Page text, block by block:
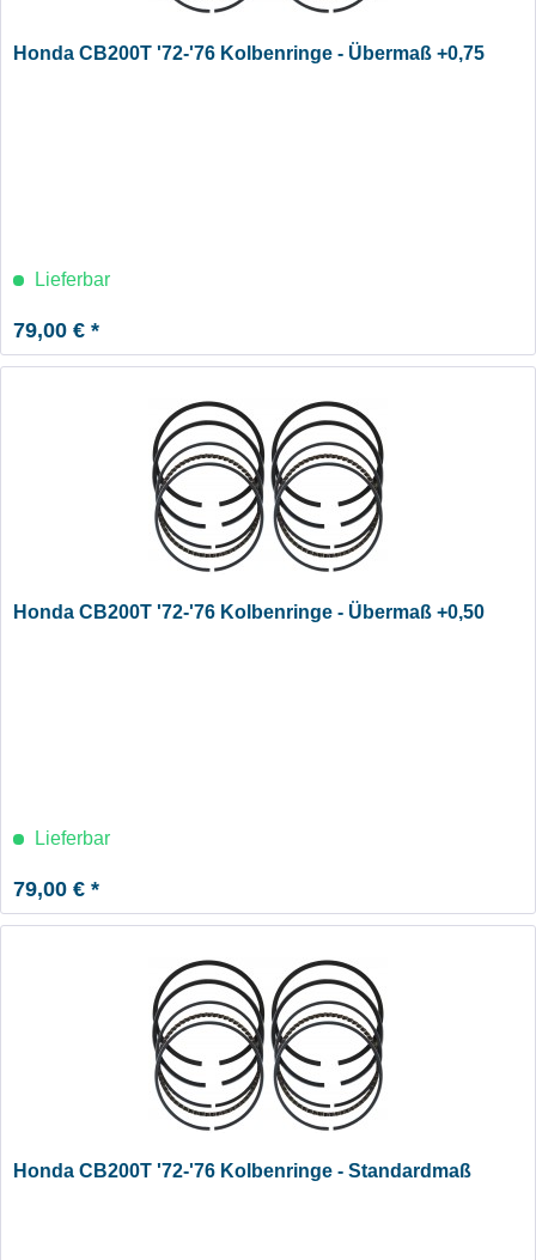
Honda CB200T '72-'76 Kolbenringe - Übermaß +0,75
Lieferbar
79,00 € *
Honda CB200T '72-'76 Kolbenringe - Übermaß +0,50
Lieferbar
79,00 € *
Honda CB200T '72-'76 Kolbenringe - Standardmaß